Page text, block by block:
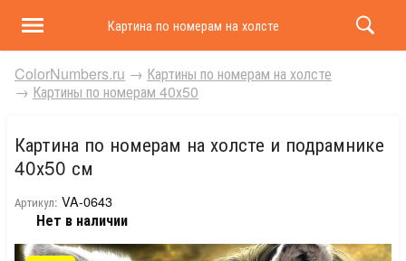
Картина по номерам на холсте и подрамнике 40х50
ColorNumbers.ru → Картины по номерам на холсте
→ Картины по номерам 40х50
Картина по номерам на холсте и подрамнике
40х50 см
Артикул: VA-0643
Нет в наличии